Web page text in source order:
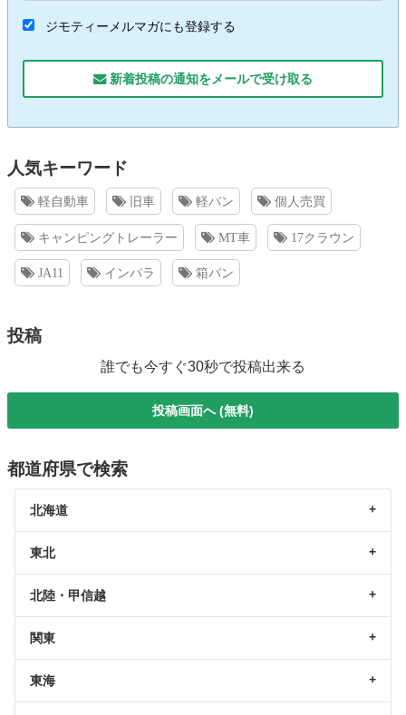
ジモティーメルマガにも登録する
新着投稿の通知をメールで受け取る
人気キーワード
軽自動車 旧車 軽バン 個人売買
キャンピングトレーラー MT車 17クラウン
JA11 インパラ 箱バン
投稿
誰でも今すぐ30秒で投稿出来る
投稿画面へ (無料)
都道府県で検索
北海道
東北
北陸・甲信越
関東
東海